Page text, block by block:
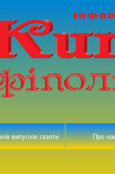
випусків газети Про